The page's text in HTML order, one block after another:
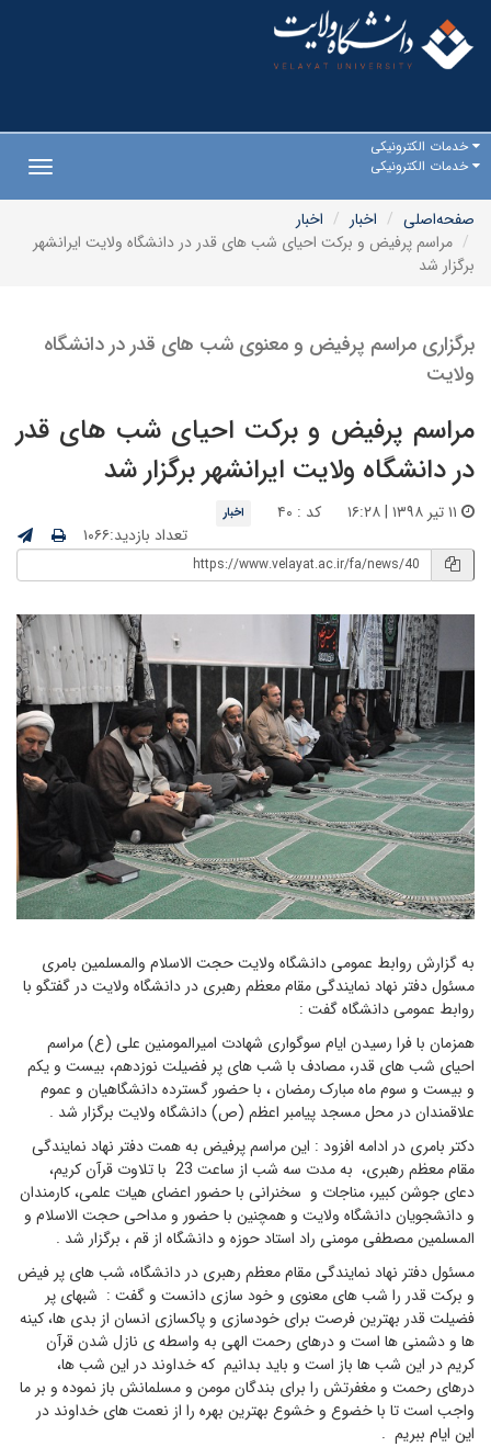
خدمات الکترونیکی
خدمات الکترونیکی
صفحه‌اصلی
اخبار
اخبار
مراسم پرفیض و برکت احیای شب های قدر در دانشگاه ولایت ایرانشهر
برگزار شد
برگزاری مراسم پرفیض و معنوی شب های قدر در دانشگاه
ولایت
مراسم پرفیض و برکت احیای شب های قدر
در دانشگاه ولایت ایرانشهر برگزار شد
کد : ۴۰ اخبار
تعداد بازدید:۱۰۶۶
به گزارش روابط عمومی دانشگاه ولایت حجت الاسلام والمسلمین بامری
مسئول دفتر نهاد نمایندگی مقام معظم رهبری در دانشگاه ولایت در گفتگو با
روابط عمومی دانشگاه گفت :
همزمان با فرا رسیدن ایام سوگواری شهادت امیرالمومنین علی (ع) مراسم
احیای شب های قدر، مصادف با شب های پر فضیلت نوزدهم، بیست و یکم
و بیست و سوم ماه مبارک رمضان ، با حضور گسترده دانشگاهیان و عموم
علاقمندان در محل مسجد پیامبر اعظم (ص) دانشگاه ولایت برگزار شد .
دکتر بامری در ادامه افزود : این مراسم پرفیض به همت دفتر نهاد نمایندگی
مقام معظم رهبری، به مدت سه شب از ساعت 23 با تلاوت قرآن کریم،
دعای جوشن کبیر، مناجات و سخنرانی با حضور اعضای هیات علمی، کارمندان
و دانشجویان دانشگاه ولایت و همچنین با حضور و مداحی حجت الاسلام و
المسلمین مصطفی مومنی راد استاد حوزه و دانشگاه از قم ، برگزار شد .
مسئول دفتر نهاد نمایندگی مقام معظم رهبری در دانشگاه، شب های پر فیض
و برکت قدر را شب های معنوی و خود سازی دانست و گفت : شبهای پر
فضیلت قدر بهترین فرصت برای خودسازی و پاکسازی انسان از بدی ها، کینه
ها و دشمنی ها است و درهای رحمت الهی به واسطه ی نازل شدن قرآن
کریم در این شب ها باز است و باید بدانیم که خداوند در این شب ها،
درهای رحمت و مغفرتش را برای بندگان مومن و مسلمانش باز نموده و بر ما
واجب است تا با خضوع و خشوع بهترین بهره را از نعمت های خداوند در
این ایام ببریم .